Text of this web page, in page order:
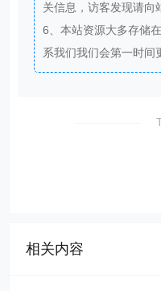
关信息，访客发现请向
6、本站资源大多存储
系我们我们会第一时间
相关内容